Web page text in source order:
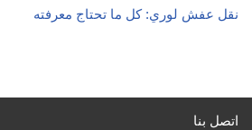
نقل عفش لوري: كل ما تحتاج معرفته
اتصل بنا